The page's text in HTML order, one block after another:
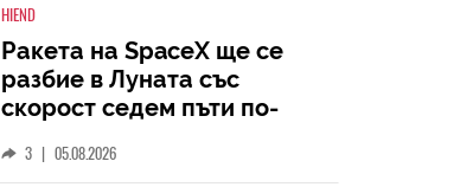
HIEND
Ракета на SpaceX ще се
разбие в Луната със